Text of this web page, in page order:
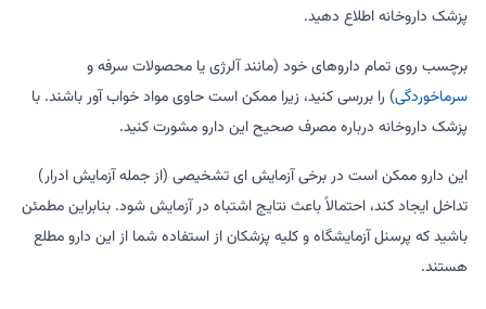
پزشک داروخانه اطلاع دهید.
برچسب روی تمام داروهای خود (مانند آلرژی یا محصولات سرفه و
سرماخوردگی) را بررسی کنید، زیرا ممکن است حاوی مواد خواب آور باشند. با
پزشک داروخانه درباره مصرف صحیح این دارو مشورت کنید.
این دارو ممکن است در برخی آزمایش ای تشخیصی (از جمله آزمایش ادرار)
تداخل ایجاد کند، احتمالاً باعث نتایج اشتباه در آزمایش شود. بنابراین مطمئن
باشید که پرسنل آزمایشگاه و کلیه پزشکان از استفاده شما از این دارو مطلع
هستند.